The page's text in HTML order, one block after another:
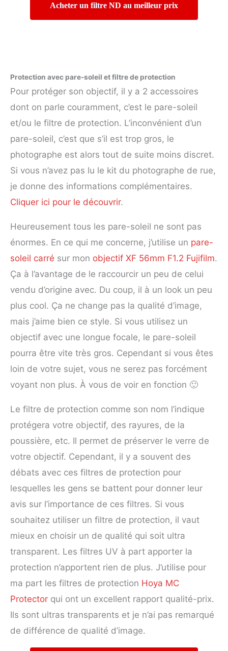
Acheter un filtre ND au meilleur prix
Protection avec pare-soleil et filtre de protection
Pour protéger son objectif, il y a 2 accessoires
dont on parle couramment, c’est le pare-soleil
et/ou le filtre de protection. L’inconvénient d’un
pare-soleil, c’est que s’il est trop gros, le
photographe est alors tout de suite moins discret.
Si vous n’avez pas lu le kit du photographe de rue,
je donne des informations complémentaires.
Cliquer ici pour le découvrir.
Heureusement tous les pare-soleil ne sont pas
énormes. En ce qui me concerne, j’utilise un pare-
soleil carré sur mon objectif XF 56mm F1.2 Fujifilm.
Ça à l’avantage de le raccourcir un peu de celui
vendu d’origine avec. Du coup, il à un look un peu
plus cool. Ça ne change pas la qualité d’image,
mais j’aime bien ce style. Si vous utilisez un
objectif avec une longue focale, le pare-soleil
pourra être vite très gros. Cependant si vous êtes
loin de votre sujet, vous ne serez pas forcément
voyant non plus. À vous de voir en fonction 🙂
Le filtre de protection comme son nom l’indique
protégera votre objectif, des rayures, de la
poussière, etc. Il permet de préserver le verre de
votre objectif. Cependant, il y a souvent des
débats avec ces filtres de protection pour
lesquelles les gens se battent pour donner leur
avis sur l’importance de ces filtres. Si vous
souhaitez utiliser un filtre de protection, il vaut
mieux en choisir un de qualité qui soit ultra
transparent. Les filtres UV à part apporter la
protection n’apportent rien de plus. J’utilise pour
ma part les filtres de protection Hoya MC
Protector qui ont un excellent rapport qualité-prix.
Ils sont ultras transparents et je n’ai pas remarqué
de différence de qualité d’image.